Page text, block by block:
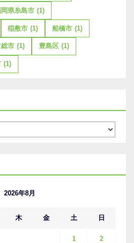
岡県糸島市 (1)
稲敷市 (1) 船橋市 (1)
市 (1) 豊島区 (1)
(1)
2026年8月
木 金 土 日
1 2